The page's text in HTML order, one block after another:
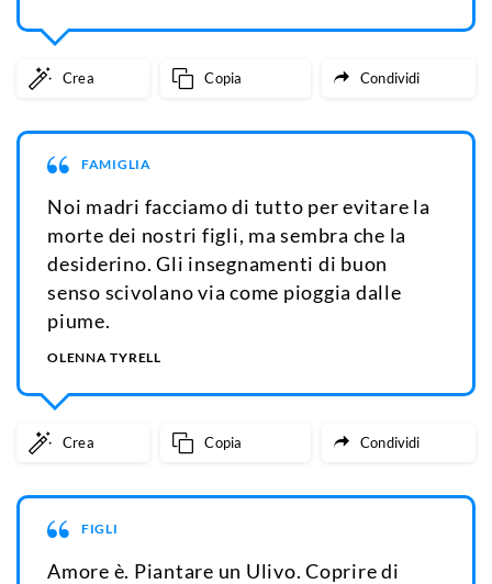
Crea Copia Condividi
FAMIGLIA
Noi madri facciamo di tutto per evitare la
morte dei nostri figli, ma sembra che la
desiderino. Gli insegnamenti di buon
senso scivolano via come pioggia dalle
piume.
OLENNA TYRELL
Crea Copia Condividi
FIGLI
Amore è. Piantare un Ulivo. Coprire di